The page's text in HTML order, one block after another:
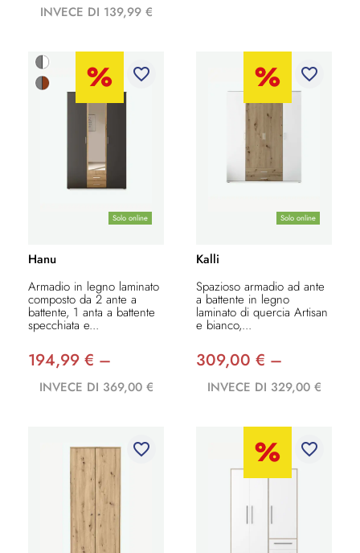
INVECE DI 139,99 €
Solo online
favorite_border
Hanu
Armadio in legno laminato
composto da 2 ante a
battente, 1 anta a battente
specchiata e...
194,99 € –
INVECE DI 369,00 €
Solo online
favorite_border
Kalli
Spazioso armadio ad ante
a battente in legno
laminato di quercia Artisan
e bianco,...
309,00 € –
INVECE DI 329,00 €
favorite_border favorite_border